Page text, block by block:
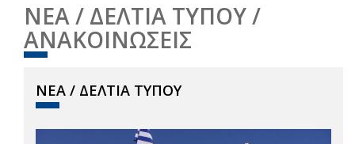
ΝΕΑ / ΔΕΛΤΙΑ ΤΥΠΟΥ /
ΑΝΑΚΟΙΝΩΣΕΙΣ
ΝΕΑ / ΔΕΛΤΙΑ ΤΥΠΟΥ